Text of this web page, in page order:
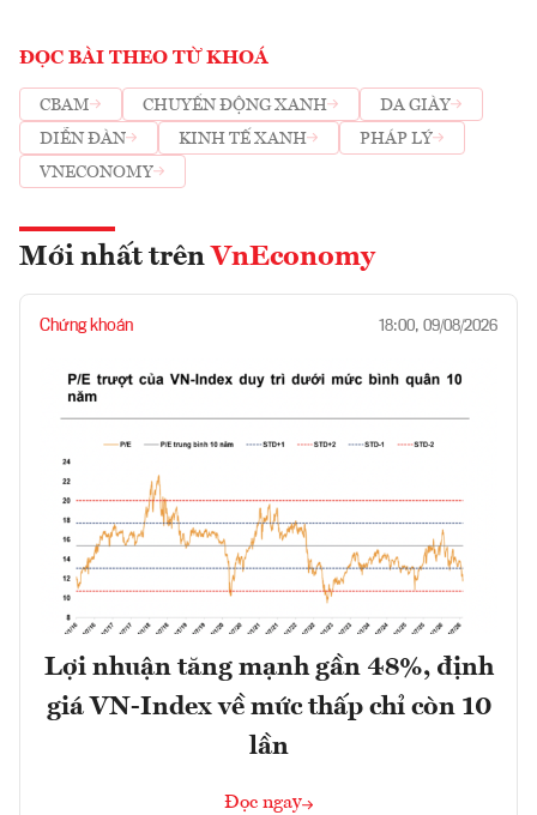
ĐỌC BÀI THEO TỪ KHOÁ
CBAM CHUYỂN ĐỘNG XANH
DA GIÀY
DIỄN ĐÀN
KINH TẾ XANH
PHÁP LÝ
VNECONOMY
Mới nhất trên VnEconomy
Chứng khoán 18:00, 09/08/2026
Lợi nhuận tăng mạnh gần 48%, định
giá VN-Index về mức thấp chỉ còn 10
lần
Đọc ngay